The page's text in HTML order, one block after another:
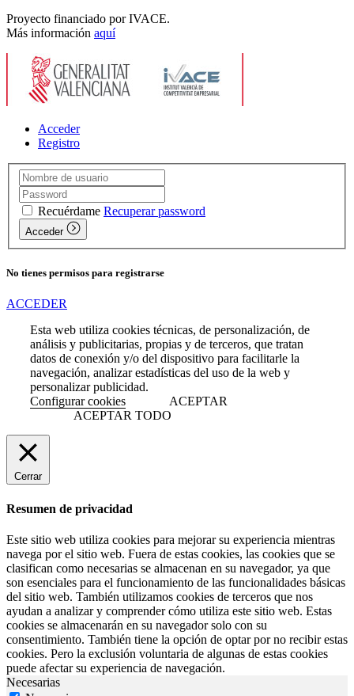
Proyecto financiado por IVACE.
Más información aquí
Acceder
Registro
Recuérdame Recuperar password
Acceder
No tienes permisos para registrarse
ACCEDER
Esta web utiliza cookies técnicas, de personalización, de
análisis y publicitarias, propias y de terceros, que tratan
datos de conexión y/o del dispositivo para facilitarle la
navegación, analizar estadísticas del uso de la web y
personalizar publicidad.
Configurar cookies
ACEPTAR
ACEPTAR TODO
Cerrar
Resumen de privacidad
Este sitio web utiliza cookies para mejorar su experiencia mientras
navega por el sitio web. Fuera de estas cookies, las cookies que se
clasifican como necesarias se almacenan en su navegador, ya que
son esenciales para el funcionamiento de las funcionalidades básicas
del sitio web. También utilizamos cookies de terceros que nos
ayudan a analizar y comprender cómo utiliza este sitio web. Estas
cookies se almacenarán en su navegador solo con su
consentimiento. También tiene la opción de optar por no recibir estas
cookies. Pero la exclusión voluntaria de algunas de estas cookies
puede afectar su experiencia de navegación.
Necesarias